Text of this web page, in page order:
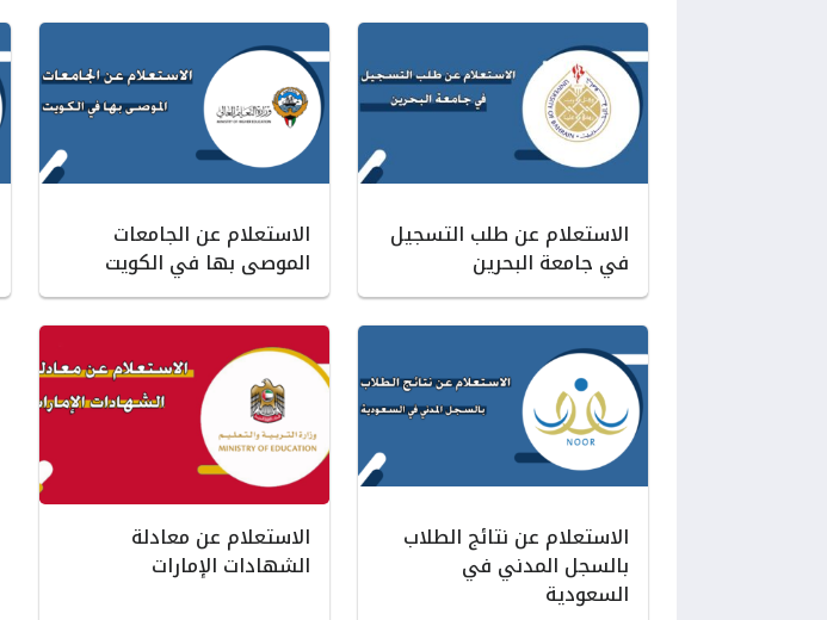
الاستعلام عن طلب التسجيل
في جامعة البحرين
الاستعلام عن الجامعات
الموصى بها في الكويت
الاستعلام عن نتائج الطلاب
بالسجل المدني في
السعودية
الاستعلام عن معادلة
الشهادات الإمارات